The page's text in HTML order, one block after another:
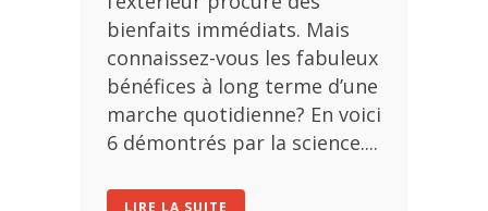
bienfaits immédiats. Mais
connaissez-vous les fabuleux
bénéfices à long terme d’une
marche quotidienne? En voici
6 démontrés par la science....
LIRE LA SUITE